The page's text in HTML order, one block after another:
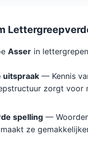
Asser in
uitspraak — Kennis
zorgt voor
spelling —
ze